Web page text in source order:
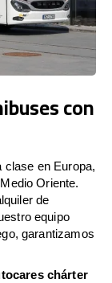
con
clase en Europa,
Oriente.
de
equipo
garantizamos
chárter